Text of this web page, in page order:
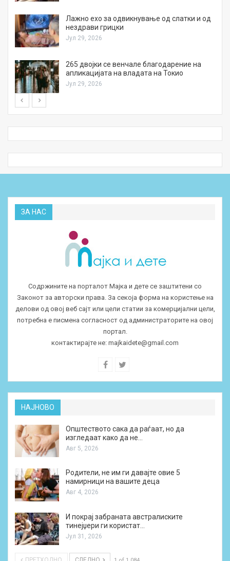
Лажно ехо за одвикнување од слатки и од
нездрави грицки
Јул 29, 2026
265 двојки се венчале благодарение на
апликацијата на владата на Токио
Јул 29, 2026
ЗА НАС
Содржините на порталот Мајка и дете се заштитени со
Законот за авторски права. За секоја форма на користење на
делови од овој веб сајт или цели статии за комерцијални цели,
потребна е писмена согласност од администраторите на овој
портал.
контактирајте не: majkaidete@gmail.com
НАЈНОВО
Општеството сака да раѓаат, но да
изгледаат како да не…
Авг 5, 2026
Родители, не им ги давајте овие 5
намирници на вашите деца
Авг 4, 2026
И покрај забраната австралиските
тинејџери ги користат…
Јул 31, 2026